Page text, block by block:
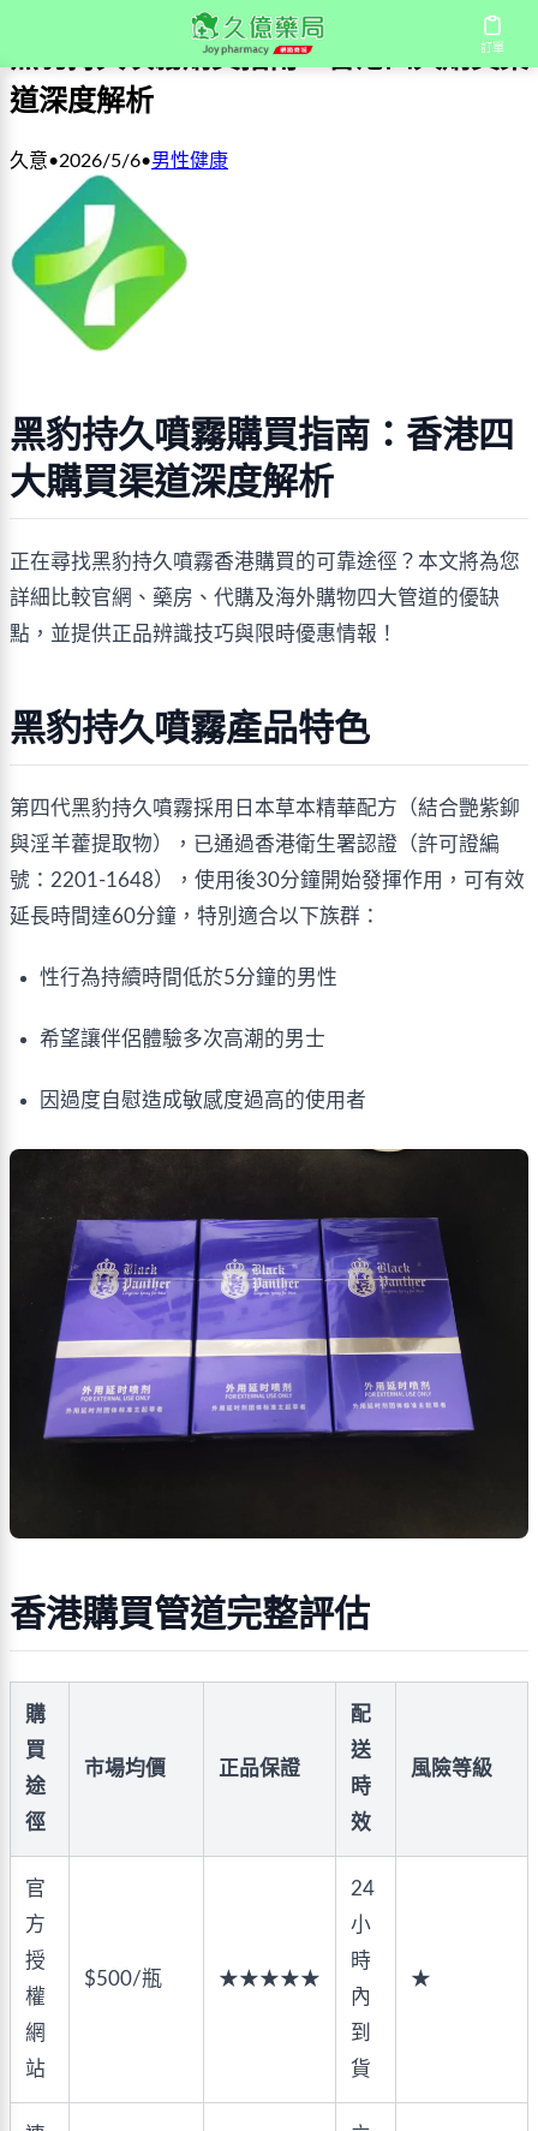
訂單
黑豹持久噴霧購買指南：香港四大購買渠
道深度解析
久意•2026/5/6•男性健康
黑豹持久噴霧購買指南：香港四
大購買渠道深度解析
正在尋找黑豹持久噴霧香港購買 的可靠途徑？本文將為您
詳細比較官網、藥房、代購及海外購物四大管道的優缺
點，並提供正品辨識技巧與限時優惠情報！
黑豹持久噴霧產品特色
第四代黑豹持久噴霧採用 日本草本精華配方 （結合艷紫鉚
與淫羊藿提取物），已通過香港衛生署認證（許可證編
號：2201-1648），使用後30分鐘開始發揮作用，可有效
延長時間達60分鐘，特別適合以下族群：
性行為持續時間低於5分鐘的男性
希望讓伴侶體驗多次高潮的男士
因過度自慰造成敏感度過高的使用者
香港購買管道完整評估
購
買
途
徑
市場均價 正品保證
配
送
時
效
風險等級
官
方
授
權
網
站
$500/瓶 ★★★★★
24
小
時
內
到
貨
★